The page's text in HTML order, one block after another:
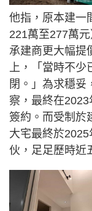
他指，原本建一
221萬至277萬
承建商更大幅提
上，「當時不少
閉。」為求穩妥
察，最終在
簽約。而受制於
大宅最終於
伙，足足歷時近